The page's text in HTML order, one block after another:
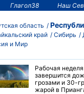
Глагол38 Наш
область
край Сибирь
и Мир
Рабочая неделя
завершится
грозами и 30-
жарой в